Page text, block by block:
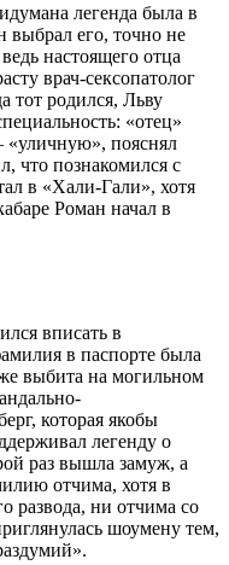
легенда была в
выбрал его, точно не
настоящего отца
врач-сексопатолог
тот родился, Льву
«отец»
«уличную», пояснял
что познакомился с
в «Хали-Гали», хотя
Роман начал в
вписать в
в паспорте была
выбита на могильном
которая якобы
легенду о
раз вышла замуж, а
отчима, хотя в
развода, ни отчима со
шоумену тем,